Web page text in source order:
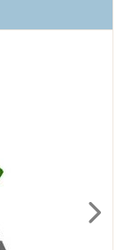
Next